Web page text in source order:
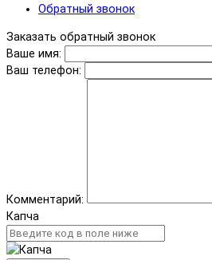
Обратный звонок
Заказать обратный звонок
Ваше имя:
Ваш телефон:
Комментарий:
Капча